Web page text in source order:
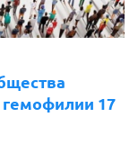
17